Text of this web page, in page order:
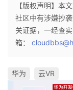
【版权声明】本
社区中有涉嫌抄
关证据，一经查
箱：
华为 云VR